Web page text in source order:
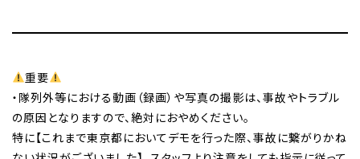
重要
・隊列外等における動画（録画）や写真の撮影は、事故やトラブル
の原因となりますので、絶対におやめください。
特に【これまで東京都においてデモを行った際、事故に繋がりかね